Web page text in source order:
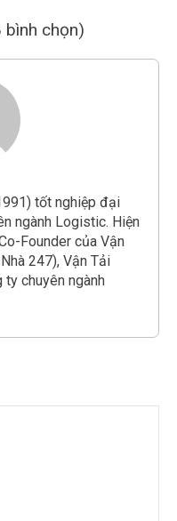
chọn)
tốt nghiệp đại
ngành Logistic. Hiện
Founder của Vận
247), Vận Tải
ty chuyên ngành